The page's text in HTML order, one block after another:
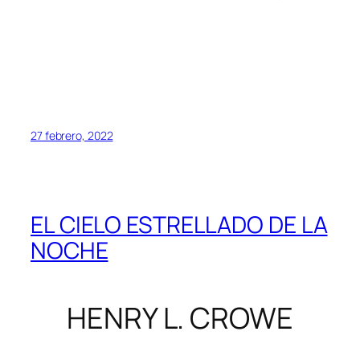
27 febrero, 2022
EL CIELO ESTRELLADO DE LA
NOCHE
HENRY L. CROWE